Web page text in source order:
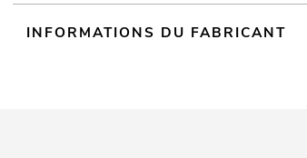
INFORMATIONS DU FABRICANT